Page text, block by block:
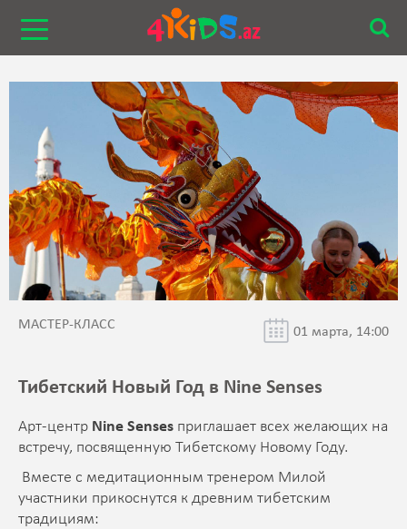
МАСТЕР-КЛАСС 01 марта, 14:00
Тибетский Новый Год в Nine Senses
Арт-центр Nine Senses приглашает всех желающих на
встречу, посвященную Тибетскому Новому Году.
Вместе с медитационным тренером Милой
участники прикоснутся к древним тибетским
традициям: